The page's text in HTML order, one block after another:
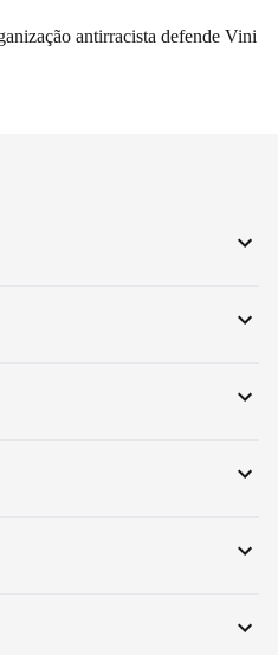
antirracista defende Vini